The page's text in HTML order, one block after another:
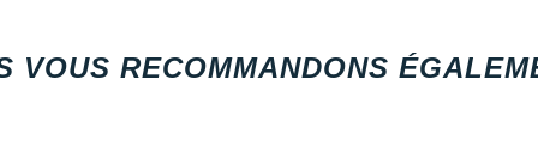
VOUS RECOMMANDONS